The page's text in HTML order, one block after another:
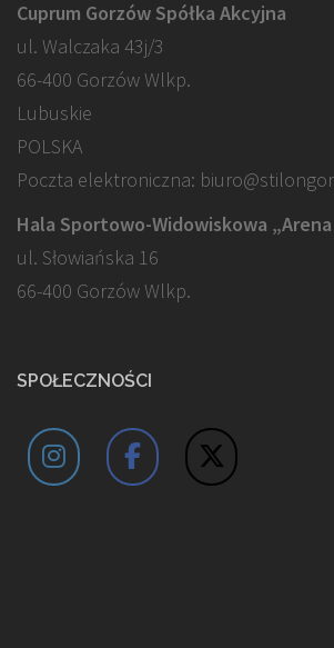
Cuprum Gorzów Spółka Akcyjna
ul. Walczaka 43j/3
66-400 Gorzów Wlkp.
Lubuskie
POLSKA
Poczta elektroniczna:
Hala Sportowo-Widowiskowa
ul. Słowiańska 16
66-400 Gorzów Wlkp.
SPOŁECZNOŚCI